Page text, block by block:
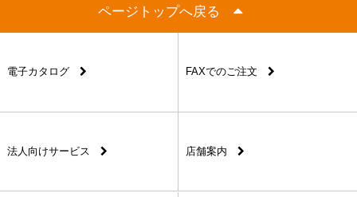
ページトップへ戻る
電子カタログ FAXでのご注文
法人向けサービス 店舗案内